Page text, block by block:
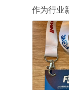
作为行业